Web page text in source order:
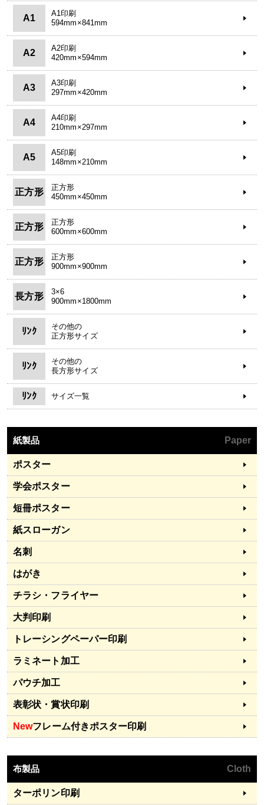
A1
A1印刷
594mm×841mm
A2
A2印刷
420mm×594mm
A3
A3印刷
297mm×420mm
A4
A4印刷
210mm×297mm
A5
A5印刷
148mm×210mm
正方形
正方形
450mm×450mm
正方形
正方形
600mm×600mm
正方形
正方形
900mm×900mm
長方形
3×6
900mm×1800mm
ﾘﾝｸ
その他の
正方形サイズ
ﾘﾝｸ
その他の
長方形サイズ
ﾘﾝｸ サイズ一覧
紙製品 Paper
ポスター
学会ポスター
短冊ポスター
紙スローガン
名刺
はがき
チラシ・フライヤー
大判印刷
トレーシングペーパー印刷
ラミネート加工
パウチ加工
表彰状・賞状印刷
Newフレーム付きポスター印刷
布製品 Cloth
ターポリン印刷